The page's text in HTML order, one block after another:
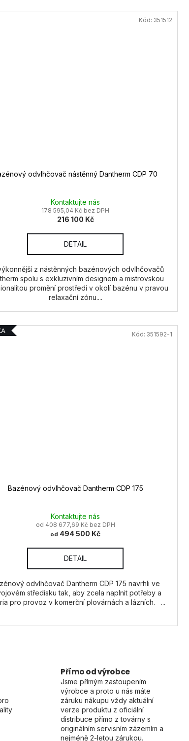
odvlhčovač nástěnný Dantherm CDP 70
Kontaktujte nás
178 595,04 Kč bez DPH
216 100 Kč
DETAIL
z nástěnných bazénových odvlhčovačů
spolu s exkluzivním designem a mistrovskou
promění prostředí v okolí bazénu v pravou
relaxační zónu....
Kód: 351512
Bazénový odvlhčovač Dantherm CDP 175
Kontaktujte nás
od 408 677,69 Kč bez DPH
od 494 500 Kč
DETAIL
odvlhčovač Dantherm CDP 175 navrhli ve
středisku tak, aby zcela naplnit potřeby a
pro provoz v komerční plovárnách a lázních. ...
Kód: 351592-1
Přímo od výrobce
Jsme přímým zastoupením
výrobce a proto u nás máte
záruku nákupu vždy aktuální
verze produktu z oficiální
distribuce přímo z továrny s
originálním servisním zázemím a
nejméně 2-letou zárukou.